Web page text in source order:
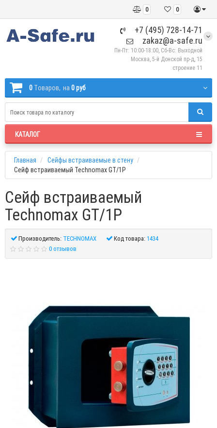
0
0
+7 (495) 728-14-71
zakaz@a-safe.ru
Пн-Пт: 10:00-18:00, Сб-Вс: Выходной
Москва, 5-й Донской пр-д, 15
строение 11
0 Tоваров, на 0 руб
КАТАЛОГ
Главная
Сейфы встраиваемые в стену
Сейф встраиваемый Technomax GT/1P
Сейф встраиваемый
Technomax GT/1P
Производитель: TECHNOMAX Код товара:1434
0 отзывов